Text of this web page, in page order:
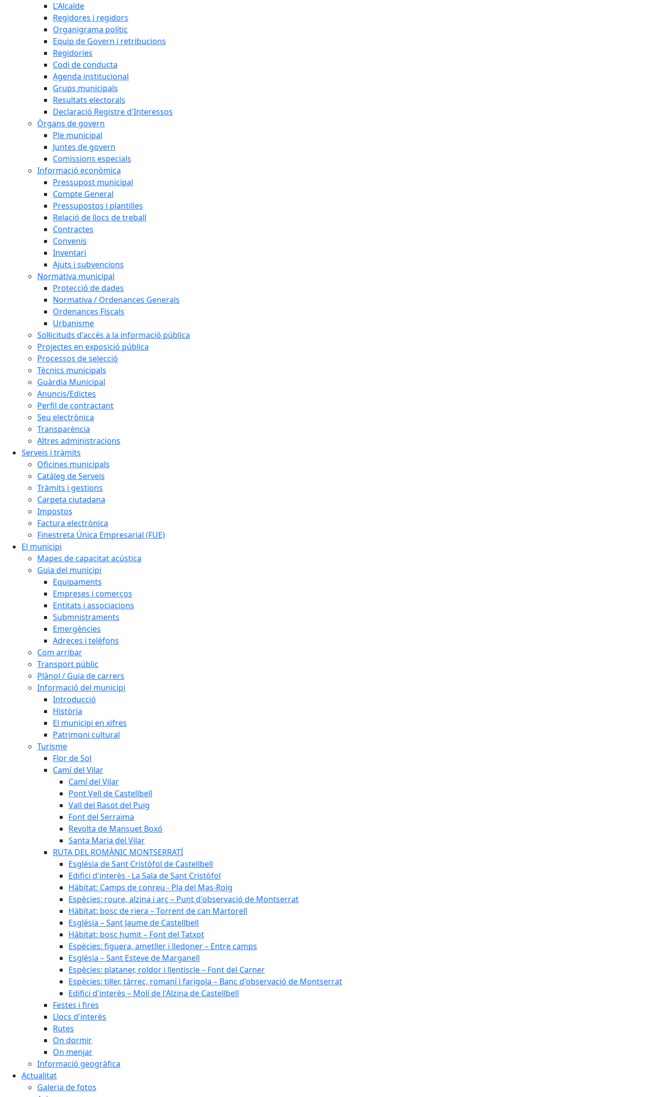
L'Alcalde
Regidores i regidors
Organigrama polític
Equip de Govern i retribucions
Regidories
Codi de conducta
Agenda institucional
Grups municipals
Resultats electorals
Declaració Registre d'Interessos
Òrgans de govern
Ple municipal
Juntes de govern
Comissions especials
Informació econòmica
Pressupost municipal
Compte General
Pressupostos i plantilles
Relació de llocs de treball
Contractes
Convenis
Inventari
Ajuts i subvencions
Normativa municipal
Protecció de dades
Normativa / Ordenances Generals
Ordenances Fiscals
Urbanisme
Sol·licituds d'accés a la informació pública
Projectes en exposició pública
Processos de selecció
Tècnics municipals
Guàrdia Municipal
Anuncis/Edictes
Perfil de contractant
Seu electrònica
Transparència
Altres administracions
Serveis i tràmits
Oficines municipals
Catàleg de Serveis
Tràmits i gestions
Carpeta ciutadana
Impostos
Factura electrònica
Finestreta Única Empresarial (FUE)
El municipi
Mapes de capacitat acústica
Guia del municipi
Equipaments
Empreses i comerços
Entitats i associacions
Submnistraments
Emergències
Adreces i telèfons
Com arribar
Transport públic
Plànol / Guia de carrers
Informació del municipi
Introducció
Història
El municipi en xifres
Patrimoni cultural
Turisme
Flor de Sol
Camí del Vilar
Camí del Vilar
Pont Vell de Castellbell
Vall del Rasot del Puig
Font del Serraïma
Revolta de Mansuet Boxó
Santa Maria del Vilar
RUTA DEL ROMÀNIC MONTSERRATÍ
Església de Sant Cristòfol de Castellbell
Edifici d'interès - La Sala de Sant Cristòfol
Hàbitat: Camps de conreu - Pla del Mas-Roig
Espècies: roure, alzina i arç – Punt d'observació de Montserrat
Hàbitat: bosc de riera – Torrent de can Martorell
Església – Sant Jaume de Castellbell
Hàbitat: bosc humit – Font del Tatxot
Espècies: figuera, ametller i lledoner – Entre camps
Església – Sant Esteve de Marganell
Espècies: plataner, roldor i llentiscle – Font del Carner
Espècies: til·ler, tàrrec, romaní i farigola – Banc d'observació de Montserrat
Edifici d'interès – Molí de l'Alzina de Castellbell
Festes i fires
Llocs d'interès
Rutes
On dormir
On menjar
Informació geogràfica
Actualitat
Galeria de fotos